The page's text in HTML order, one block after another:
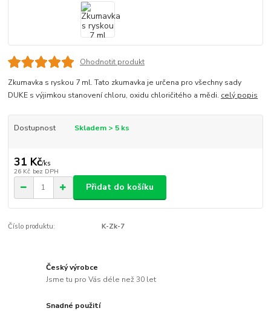
Ohodnotit produkt
Zkumavka s ryskou 7 ml. Tato zkumavka je určena pro všechny sady
DUKE s výjimkou stanovení chloru, oxidu chloričitého a mědi. celý popis
Dostupnost Skladem > 5 ks
31 Kč/ks
26 Kč bez DPH
Přidat do košíku
Číslo produktu: K-Zk-7
Český výrobce
Jsme tu pro Vás déle než 30 let
Snadné použití